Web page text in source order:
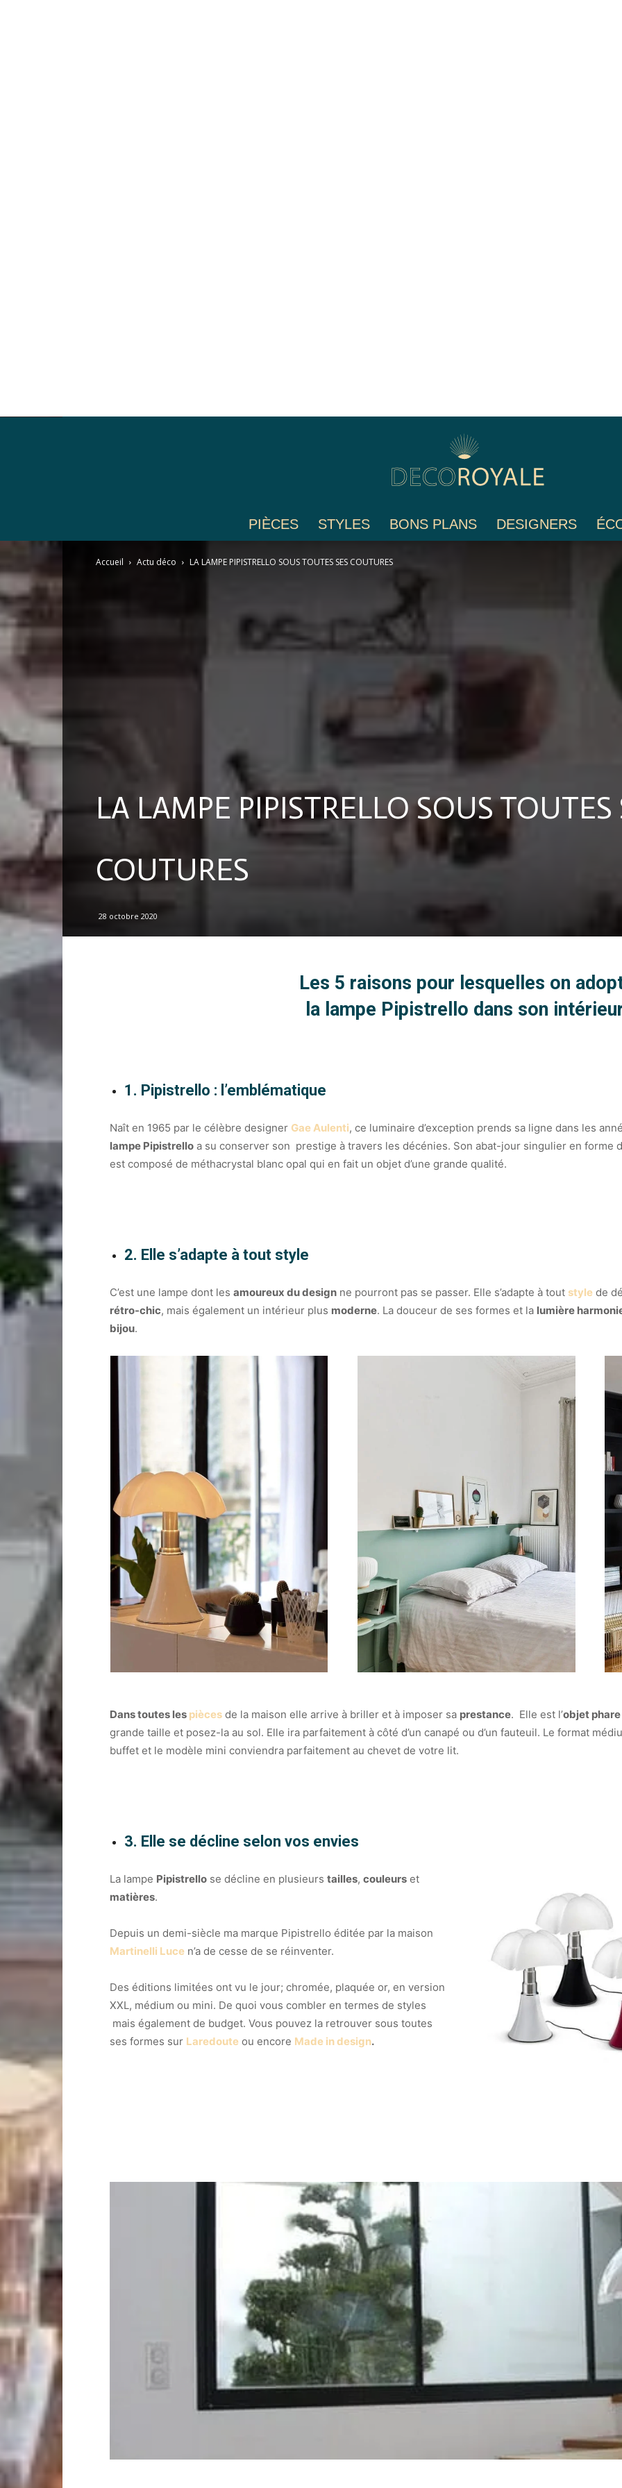
Déco
PIÈCES STYLES BONS PLANS DESIGNERS
Accueil Actu déco LA LAMPE PIPISTRELLO SOUS TOUTES SES COUTURES
LA LAMPE PIPISTRELLO SOUS TOUTES
COUTURES
28 octobre 2020
Les 5 raisons pour lesquelles on
la lampe Pipistrello dans son
1. Pipistrello : l’emblématique
Naît en 1965 par le célèbre designer Gae Aulenti, ce luminaire d’exception prends sa ligne dans les
lampe Pipistrello a su conserver son prestige à travers les décénies. Son abat-jour singulier en forme
est composé de méthacrystal blanc opal qui en fait un objet d’une grande qualité.
2. Elle s’adapte à tout style
C’est une lampe dont les amoureux du design ne pourront pas se passer. Elle s’adapte à tout style de
rétro-chic, mais également un intérieur plus moderne. La douceur de ses formes et la lumière
bijou.
Dans toutes les pièces de la maison elle arrive à briller et à imposer sa prestance. Elle est l’objet phare
grande taille et posez-la au sol. Elle ira parfaitement à côté d’un canapé ou d’un fauteuil. Le format
buffet et le modèle mini conviendra parfaitement au chevet de votre lit.
3. Elle se décline selon vos envies
La lampe Pipistrello se décline en plusieurs tailles, couleurs et
matières.
Depuis un demi-siècle ma marque Pipistrello éditée par la maison
Martinelli Luce n’a de cesse de se réinventer.
Des éditions limitées ont vu le jour; chromée, plaquée or, en version
XXL, médium ou mini. De quoi vous combler en termes de styles
mais également de budget. Vous pouvez la retrouver sous toutes
ses formes sur Laredoute ou encore Made in design.